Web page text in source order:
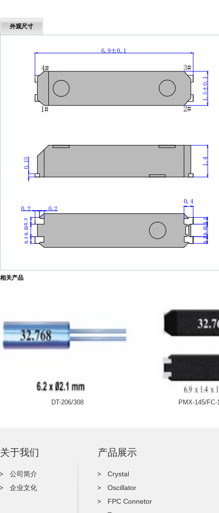
外观尺寸
相关产品
DT-206/308 PMX-145/
关于我们
公司简介
企业文化
产品展示
Crystal
Oscillator
FPC Connetor